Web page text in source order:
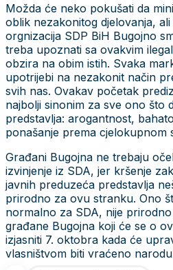
Možda će neko pokušati da
oblik nezakonitog djelovanja,
orgnizacija SDP BiH Bugojno
treba upoznati sa ovakvim
obzira na obim istih. Svaka
upotrijebi na nezakonit način
svih nas. Ovakav početak
najbolji sinonim za sve ono što
predstavlja: arogantnost,
ponašanje prema cjelokupnom
Građani Bugojna ne trebaju
izvinjenje iz SDA, jer kršenje
javnih preduzeća predstavlja
prirodno za ovu stranku. Ono
normalno za SDA, nije
građane Bugojna koji će se o
izjasniti 7. oktobra kada će
vlasništvom biti vraćeno